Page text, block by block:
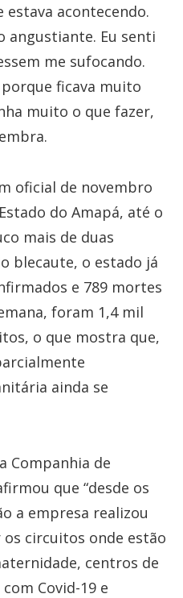
acontecendo.
angustiante. Eu senti
me sufocando.
ficava muito
muito o que fazer,
oficial de novembro
do Amapá, até o
mais de duas
blecaute, o estado já
e 789 mortes
foram 1,4 mil
o que mostra que,
ainda se
Companhia de
que “desde os
a empresa realizou
circuitos onde estão
centros de
Covid-19 e